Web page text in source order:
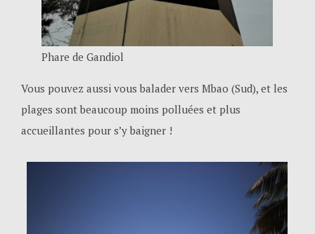
Phare de Gandiol
Vous pouvez aussi vous balader vers Mbao (Sud), et les
plages sont beaucoup moins polluées et plus
accueillantes pour s’y baigner !